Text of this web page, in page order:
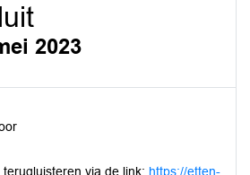
2023
via de link: https://etten-